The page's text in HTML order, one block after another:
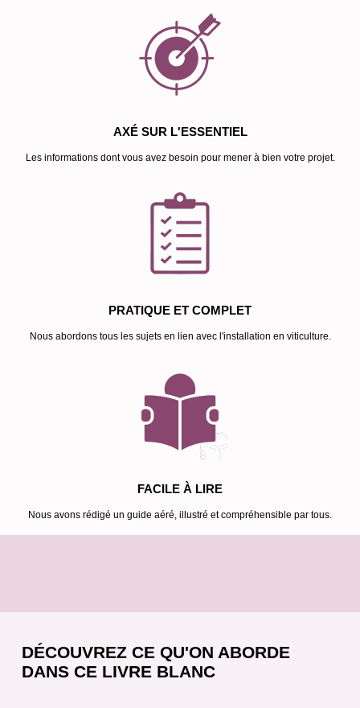
AXÉ SUR L'ESSENTIEL
Les informations dont vous avez besoin pour mener à bien votre projet.
PRATIQUE ET COMPLET
Nous abordons tous les sujets en lien avec l'installation en viticulture.
FACILE À LIRE
Nous avons rédigé un guide aéré, illustré et compréhensible par tous.
DÉCOUVREZ CE QU'ON ABORDE
DANS CE LIVRE BLANC